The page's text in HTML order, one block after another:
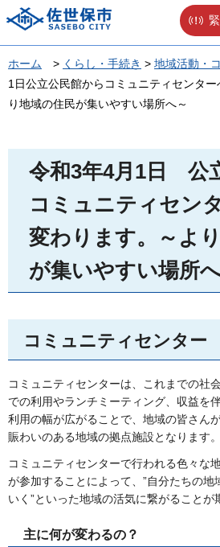
佐世保市
ホーム > くらし・手続き > 地域活動・
1日公立公民館からコミュニティセンタ
り地域の住民が集いやすい場所へ～
令和3年4月1日 公
コミュニティセン
変わります。～よ
が集いやすい場所
コミュニティセンター
コミュニティセンターは、これまでの社
での利用やランチミーティング、収益を
利用の幅が広がることで、地域の皆さん
賑わいのある地域の拠点施設となります。
コミュニティセンターで行われる色々な
が参加することによって、”自分たちの地
いく”といった地域の活気に繋がることが
主に何が変わるの？